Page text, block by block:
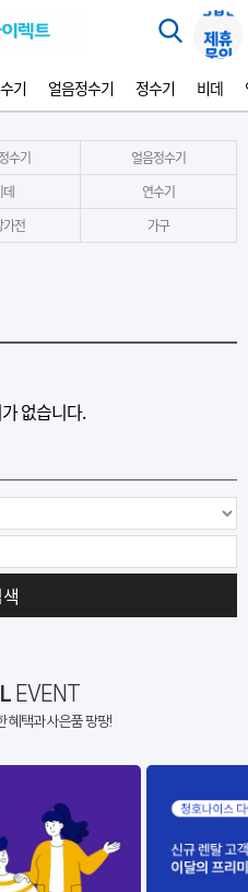
기 얼음정수기 정수기 비데
수기
얼음정수기
데
연수기
전
가구
없습니다.
EVENT
혜택과 사은품 팡팡!